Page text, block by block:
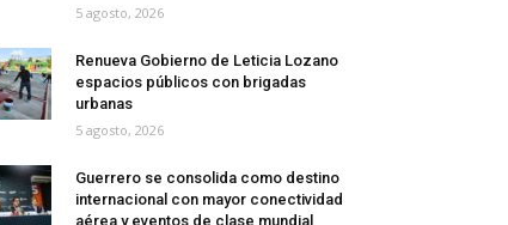
5 agosto, 2026
Renueva Gobierno de Leticia Lozano
espacios públicos con brigadas
urbanas
5 agosto, 2026
Guerrero se consolida como destino
internacional con mayor conectividad
aérea y eventos de clase mundial